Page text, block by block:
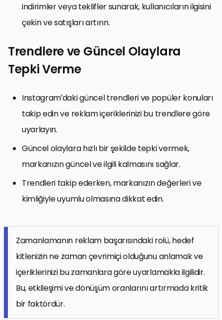
indirimler veya teklifler sunarak, kullanıcıların ilgisini
çekin ve satışları artırın.
Trendlere ve Güncel Olaylara
Tepki Verme
Instagram’daki güncel trendleri ve popüler konuları
takip edin ve reklam içeriklerinizi bu trendlere göre
uyarlayın.
Güncel olaylara hızlı bir şekilde tepki vermek,
markanızın güncel ve ilgili kalmasını sağlar.
Trendleri takip ederken, markanızın değerleri ve
kimliğiyle uyumlu olmasına dikkat edin.
Zamanlamanın reklam başarısındaki rolü, hedef
kitlenizin ne zaman çevrimiçi olduğunu anlamak ve
içeriklerinizi bu zamanlara göre uyarlamakla ilgilidir.
Bu, etkileşimi ve dönüşüm oranlarını artırmada kritik
bir faktördür.